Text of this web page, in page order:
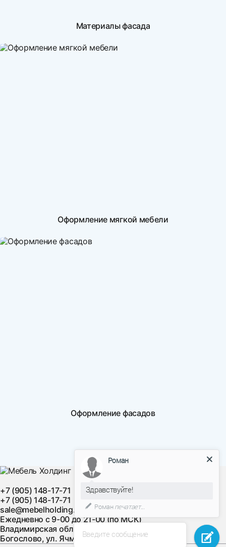
Материалы фасада
Оформление мягкой мебели
Оформление фасадов
+7 (905) 148-17-71
+7 (905) 148-17-71
sale@mebelholding.ru
Ежедневно с 9-00 до 21-00 (по МСК)
Владимирская область, Суздальский район, с.
Богослово, ул. Ячменная, д. 10
Введите сообщение
Роман
Здравствуйте!
Романпечатает...